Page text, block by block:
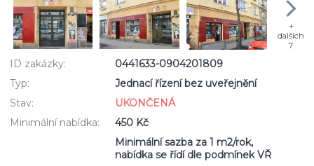
+
dalších
7
ID zakázky:
0441633-0904201809
Typ:
Jednací řízení bez uveřejnění
Stav:
UKONČENÁ
Minimální nabídka:
450 Kč
Minimální sazba za 1 m2/rok,
nabídka se řídí dle podmínek VŘ